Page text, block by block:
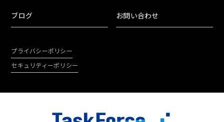
ブログ お問い合わせ
プライバシーポリシー
セキュリティーポリシー